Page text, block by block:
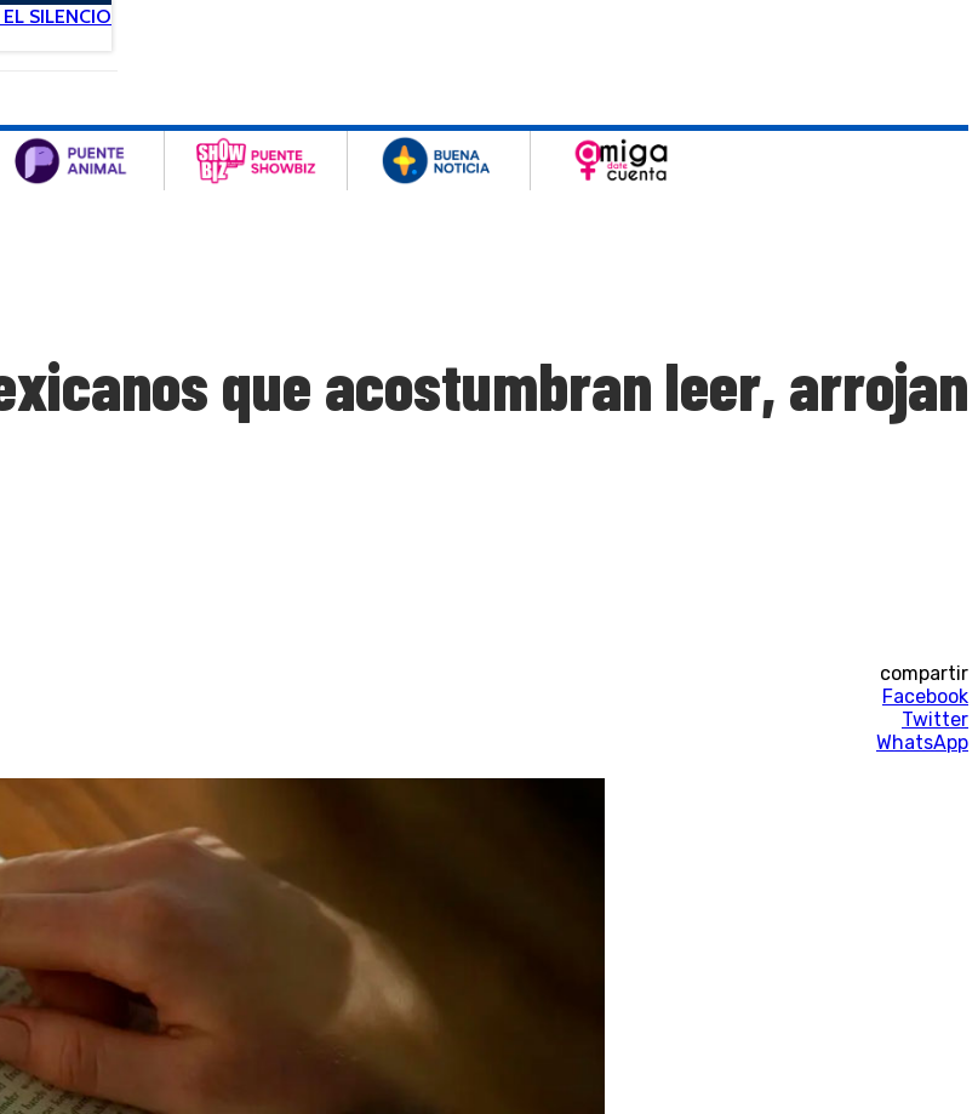
SILENCIO
que acostumbran leer, arrojan
compartir
Facebook
Twitter
WhatsApp